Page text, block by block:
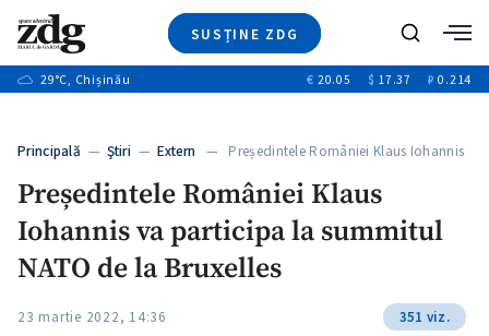
SUSȚINE ZDG
Ştiri
+6
Video
Special
+1
+1+2
Caută
29°C, Chișinău € 20.05 $ 17.37 ₽ 0.214
Principală — Ştiri — Extern — Președintele României Klaus Iohannis
Președintele României Klaus
Iohannis va participa la summitul
NATO de la Bruxelles
23 martie 2022, 14:36 351 viz.